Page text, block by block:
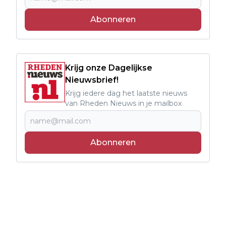
Abonneren
Krijg onze Dagelijkse
Nieuwsbrief!
Krijg iedere dag het laatste nieuws
van Rheden Nieuws in je mailbox
Abonneren